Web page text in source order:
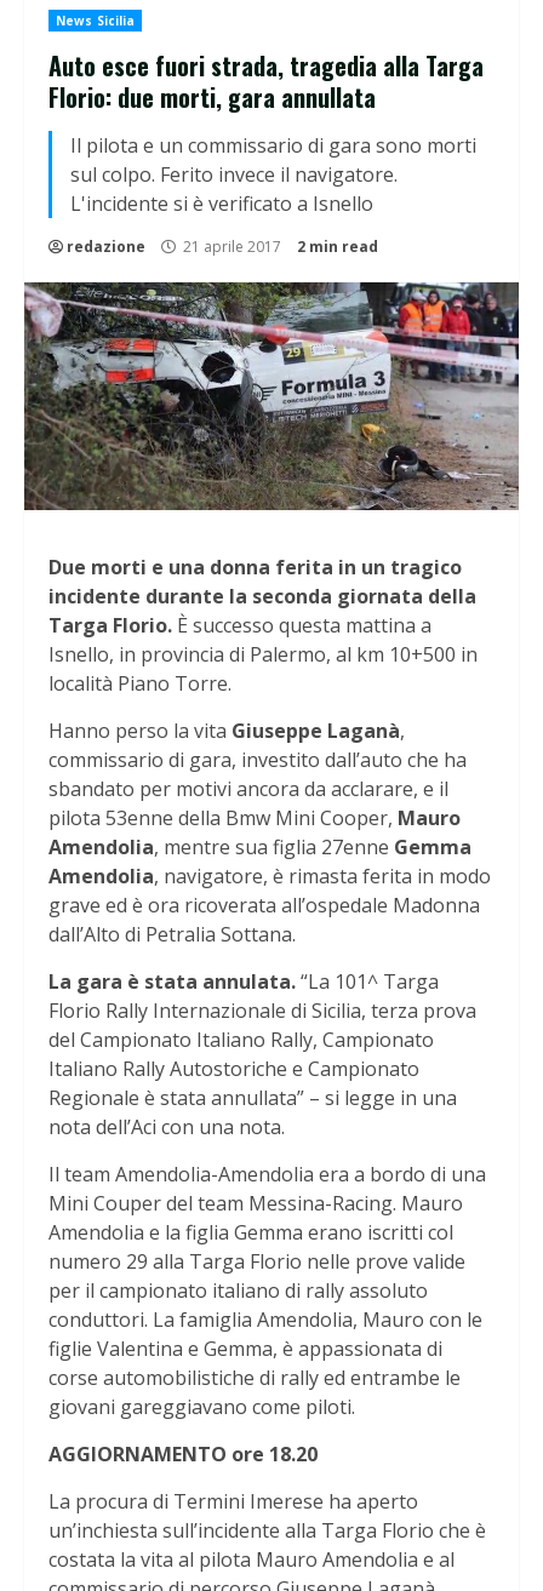
News Sicilia
Auto esce fuori strada, tragedia alla Targa
Florio: due morti, gara annullata
Il pilota e un commissario di gara sono morti
sul colpo. Ferito invece il navigatore.
L'incidente si è verificato a Isnello
redazione 21 aprile 2017 2 min read
Due morti e una donna ferita in un tragico
incidente durante la seconda giornata della
Targa Florio. È successo questa mattina a
Isnello, in provincia di Palermo, al km 10+500 in
località Piano Torre.
Hanno perso la vita Giuseppe Laganà,
commissario di gara, investito dall’auto che ha
sbandato per motivi ancora da acclarare, e il
pilota 53enne della Bmw Mini Cooper, Mauro
Amendolia, mentre sua figlia 27enne Gemma
Amendolia, navigatore, è rimasta ferita in modo
grave ed è ora ricoverata all’ospedale Madonna
dall’Alto di Petralia Sottana.
La gara è stata annulata.“La 101^ Targa
Florio Rally Internazionale di Sicilia, terza prova
del Campionato Italiano Rally, Campionato
Italiano Rally Autostoriche e Campionato
Regionale è stata annullata” – si legge in una
nota dell’Aci con una nota.
Il team Amendolia-Amendolia era a bordo di una
Mini Couper del team Messina-Racing. Mauro
Amendolia e la figlia Gemma erano iscritti col
numero 29 alla Targa Florio nelle prove valide
per il campionato italiano di rally assoluto
conduttori. La famiglia Amendolia, Mauro con le
figlie Valentina e Gemma, è appassionata di
corse automobilistiche di rally ed entrambe le
giovani gareggiavano come piloti.
AGGIORNAMENTO ore 18.20
La procura di Termini Imerese ha aperto
un’inchiesta sull’incidente alla Targa Florio che è
costata la vita al pilota Mauro Amendolia e al